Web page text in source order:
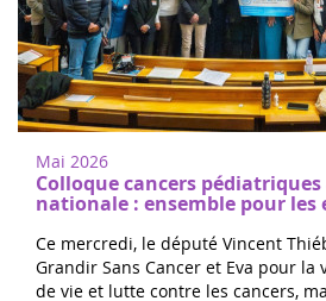
Mai 2026
Colloque cancers pédiatriques
nationale : ensemble pour les
Ce mercredi, le député Vincent
Grandir Sans Cancer et Eva pour la
de vie et lutte contre les cancers,